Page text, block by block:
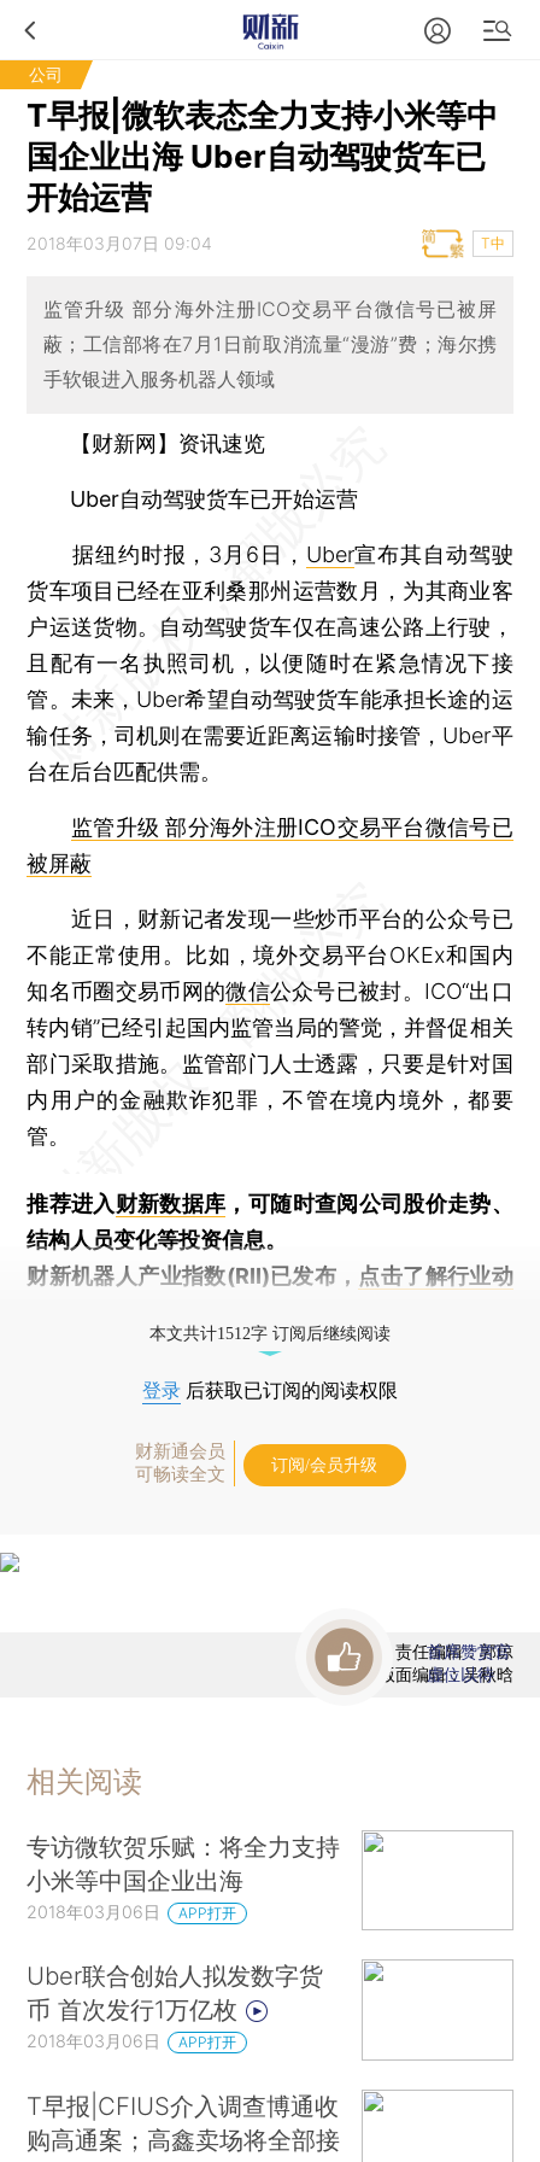
公司
T早报|微软表态全力支持小米等中
国企业出海 Uber自动驾驶货车已
开始运营
2018年03月07日 09:04 T中
监管升级 部分海外注册ICO交易平台微信号已被屏
蔽；工信部将在7月1日前取消流量“漫游”费；海尔携
手软银进入服务机器人领域
【财新网】资讯速览
Uber自动驾驶货车已开始运营
据纽约时报，3月6日， Uber宣布其自动驾驶
货车项目已经在亚利桑那州运营数月，为其商业客
户运送货物。自动驾驶货车仅在高速公路上行驶，
且配有一名执照司机，以便随时在紧急情况下接
管。未来，Uber希望自动驾驶货车能承担长途的运
输任务，司机则在需要近距离运输时接管，Uber平
台在后台匹配供需。
监管升级 部分海外注册ICO交易平台微信号已
被屏蔽
近日，财新记者发现一些炒币平台的公众号已
不能正常使用。比如，境外交易平台OKEx和国内
知名币圈交易币网的微信公众号已被封。ICO“出口
转内销”已经引起国内监管当局的警觉，并督促相关
部门采取措施。监管部门人士透露，只要是针对国
内用户的金融欺诈犯罪，不管在境内境外，都要
管。
推荐进入财新数据库 ，可随时查阅公司股价走势、
结构人员变化等投资信息。
财新机器人产业指数(RII)已发布， 点击了解行业动
本文共计1512字 订阅后继续阅读
登录 后获取已订阅的阅读权限
财新通会员
可畅读全文
订阅/会员升级
责任编辑：郭琼
版面编辑：吴秋晗
首席赞赏官
虚位以待
相关阅读
专访微软贺乐赋：将全力支持
小米等中国企业出海
2018年03月06日 APP打开
Uber联合创始人拟发数字货
币 首次发行1万亿枚
2018年03月06日 APP打开
T早报|CFIUS介入调查博通收
购高通案；高鑫卖场将全部接